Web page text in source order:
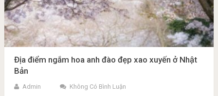
Địa điểm ngắm hoa anh đào đẹp xao xuyến ở Nhật
Bản
Admin Không Có Bình Luận